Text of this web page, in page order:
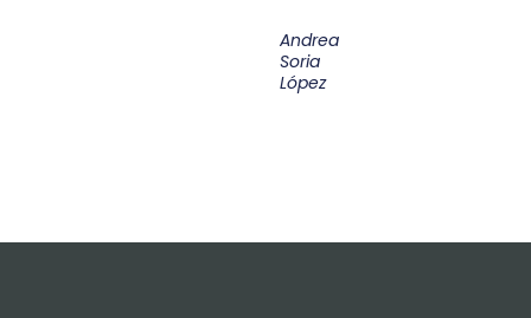
Andrea
Soria
López